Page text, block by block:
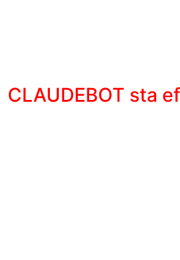
CLAUDEBOT sta